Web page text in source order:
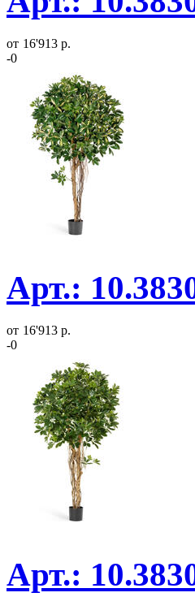
от 16'913 р.
-0
Арт.:
от 16'913 р.
-0
Арт.: